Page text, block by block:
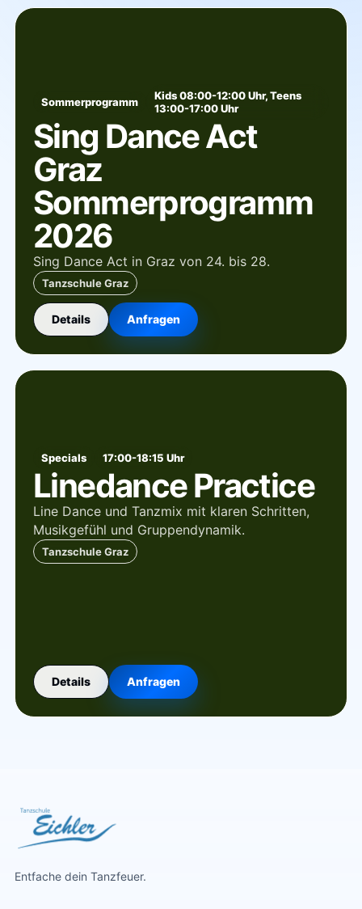
Sommerprogramm
Kids 08:00-12:00 Uhr, Teens
13:00-17:00 Uhr
Sing Dance Act
Graz
Sommerprogramm
2026
Sing Dance Act in Graz von 24. bis 28.
Tanzschule Graz
Details Anfragen
Specials 17:00-18:15 Uhr
Linedance Practice
Line Dance und Tanzmix mit klaren Schritten,
Musikgefühl und Gruppendynamik.
Tanzschule Graz
Details Anfragen
Entfache dein Tanzfeuer.